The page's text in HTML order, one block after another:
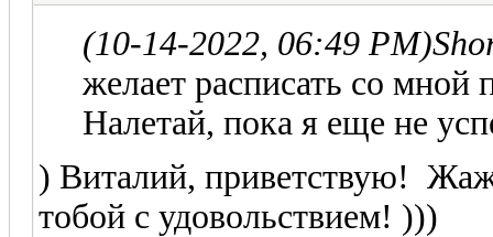
(10-14-2022, 06:49 PM)
желает расписать со мной
Налетай, пока я еще не
) Виталий, приветствую!
тобой с удовольствием! )))